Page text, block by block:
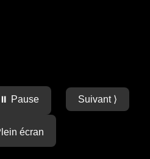
⏸ Pause Suivant ⟩
écran